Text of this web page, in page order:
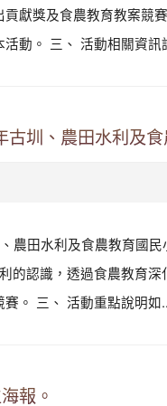
獻獎及食農教育教案競
動。 三、 活動相關資訊
圳、農田水利及
農田水利及食農教育國
的認識，透過食農教育
。 三、 活動重點說明如
報。